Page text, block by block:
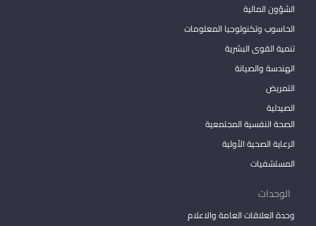
الشؤون المالية
الحاسوب وتكنولوجيا المعلومات
تنمية القوى البشرية
الهندسة والصيانة
التمريض
الصيدلية
الصحة النفسية المجتمعية
الرعاية الصحية الأولية
المستشفيات
الوحدات
وحدة العلاقات العامة والاعلام